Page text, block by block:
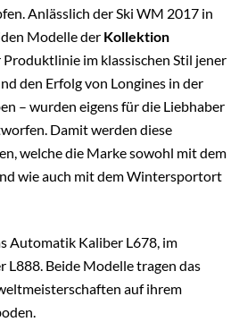
Anlässlich der Ski WM 2017 in
Modelle der Kollektion
Produktlinie im klassischen Stil jener
den Erfolg von Longines in der
– wurden eigens für die Liebhaber
Damit werden diese
welche die Marke sowohl mit dem
wie auch mit dem Wintersportort
Automatik Kaliber L678, im
L888. Beide Modelle tragen das
auf ihrem